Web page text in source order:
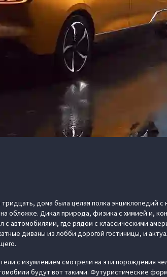
тридцать, дома была целая полка энциклопедий
обложке. Дикая природа, физика с химией и,
с автомобилями, где рядом с классическими
диваны из лобби дорогой гостиницы, и
с изумлением смотрели на эти порождения
будут вот такими. Футуристические